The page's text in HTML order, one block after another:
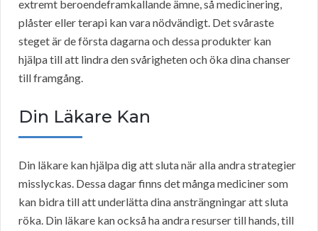
extremt beroendeframkallande ämne, så medicinering,
plåster eller terapi kan vara nödvändigt. Det svåraste
steget är de första dagarna och dessa produkter kan
hjälpa till att lindra den svårigheten och öka dina chanser
till framgång.
Din Läkare Kan
Din läkare kan hjälpa dig att sluta när alla andra strategier
misslyckas. Dessa dagar finns det många mediciner som
kan bidra till att underlätta dina ansträngningar att sluta
röka. Din läkare kan också ha andra resurser till hands, till